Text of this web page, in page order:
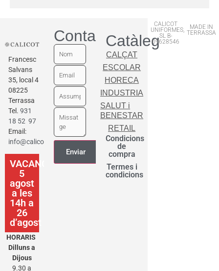
Francesc
Salvans
35, local 4
08225
Terrassa
Tel. 931
18 52 97
Email:
info@calicot.cat
VACANCES
5
agost
a les
14h a
26
d’agost
HORARIS
Dilluns a
Dijous
9.30 a
ContactarCatàleg
CALÇAT
ESCOLAR
HORECA
INDUSTRIA
SALUT i
BENESTAR
RETAIL
Condicions
de
compra
Termes i
condicions
CALICOT
UNIFORMES,
SL B-
09628546
MADE IN
TERRASSA